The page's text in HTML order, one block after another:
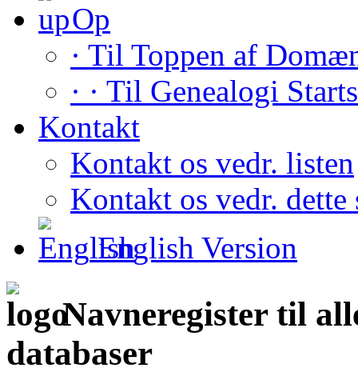
Op
· Til Toppen af
· · Til Genealogi
Kontakt
Kontakt os vedr. listen
Kontakt os vedr. dette
English Version
Navneregister til
databaser